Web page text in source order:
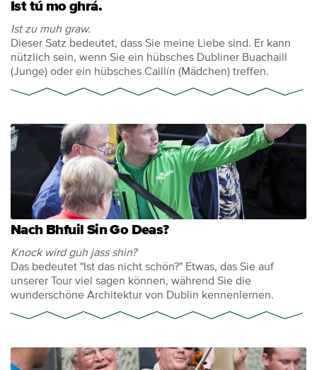
Ist tú mo ghrá.
Ist zu muh graw.
Dieser Satz bedeutet, dass Sie meine Liebe sind. Er kann
nützlich sein, wenn Sie ein hübsches Dubliner Buachaill
(Junge) oder ein hübsches Caillín (Mädchen) treffen.
Nach Bhfuil Sin Go Deas?
Knock wird guh jass shin?
Das bedeutet "Ist das nicht schön?" Etwas, das Sie auf
unserer Tour viel sagen können, während Sie die
wunderschöne Architektur von Dublin kennenlernen.